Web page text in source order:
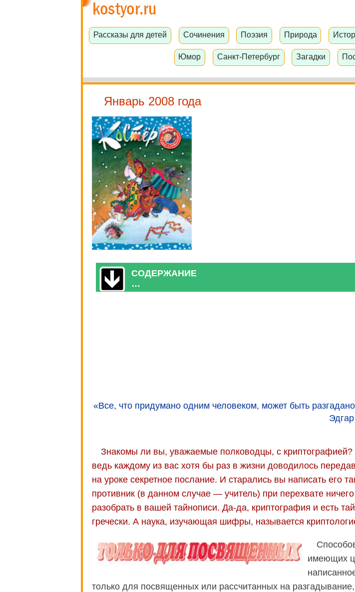
Рассказы для детей Сочинения Поэзия Природа
Юмор Санкт-Петербург Загадки
Январь 2008 года
СОДЕРЖАНИЕ
…
«Все, что придумано одним человеком, может быть
Знакомы ли вы, уважаемые полководцы, с криптографией?
ведь каждому из вас хотя бы раз в жизни доводилось
на уроке секретное послание. И старались вы написать его
противник (в данном случае — учитель) при перехвате
разобрать в вашей тайнописи. Да-да, криптография и есть
гречески. А наука, изучающая шифры, называется
имеющих
только для посвященных или рассчитанных на